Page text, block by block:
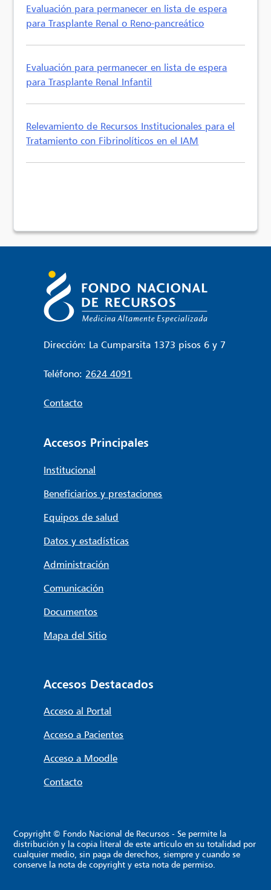
Evaluación para permanecer en lista de espera
para Trasplante Renal o Reno-pancreático
Evaluación para permanecer en lista de espera
para Trasplante Renal Infantil
Relevamiento de Recursos Institucionales para el
Tratamiento con Fibrinolíticos en el IAM
Dirección: La Cumparsita 1373 pisos 6 y 7
Teléfono: 2624 4091
Contacto
Accesos Principales
Institucional
Beneficiarios y prestaciones
Equipos de salud
Datos y estadísticas
Administración
Comunicación
Documentos
Mapa del Sitio
Accesos Destacados
Acceso al Portal
Acceso a Pacientes
Acceso a Moodle
Contacto
Copyright © Fondo Nacional de Recursos - Se permite la
distribución y la copia literal de este artículo en su totalidad por
cualquier medio, sin paga de derechos, siempre y cuando se
conserve la nota de copyright y esta nota de permiso.